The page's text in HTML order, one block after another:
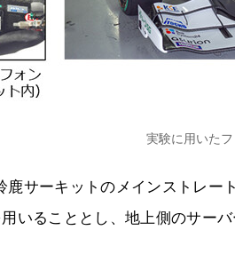
実験に用いた
鹿サーキットのメインストレー
いることとし、地上側のサー